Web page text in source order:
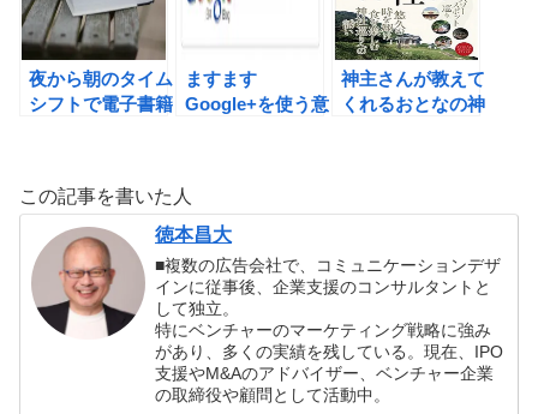
きました。
夜から朝のタイム
シフトで電子書籍
スできました！
ますます
Google+を使う意
ト連携がうれし
い。
神主さんが教えて
くれるおとなの神
この記事を書いた人
徳本昌大
■複数の広告会社で、コミュニケーションデザ
インに従事後、企業支援のコンサルタントと
して独立。
特にベンチャーのマーケティング戦略に強み
があり、多くの実績を残している。現在、IPO
支援やM&Aのアドバイザー、ベンチャー企業
の取締役や顧問として活動中。